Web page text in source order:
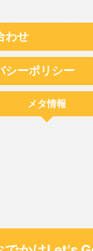
わせ
シーポリシー
メタ情報